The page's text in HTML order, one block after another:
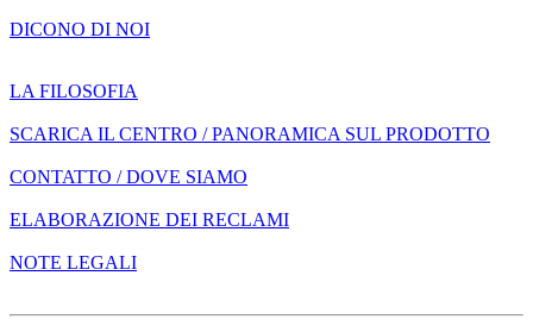
DICONO DI NOI
LA FILOSOFIA
SCARICA IL CENTRO / PANORAMICA SUL PRODOTTO
CONTATTO / DOVE SIAMO
ELABORAZIONE DEI RECLAMI
NOTE LEGALI